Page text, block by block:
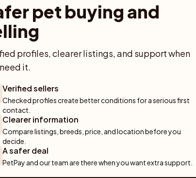
familjer ❤️
tillsammans med
nyfikna och vana vid
vara den perfekta
pet buying and
profiles, clearer listings, and support when
it.
Verified sellers
Checked profiles create better conditions for a serious first
contact.
Clearer information
Compare listings, breeds, price, and location before you
decide.
A safer deal
PetPay and our team are there when you want extra support.